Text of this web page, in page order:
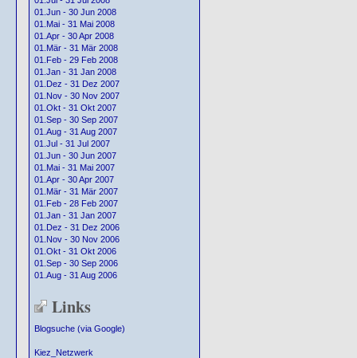
01.Jun - 30 Jun 2008
01.Mai - 31 Mai 2008
01.Apr - 30 Apr 2008
01.Mär - 31 Mär 2008
01.Feb - 29 Feb 2008
01.Jan - 31 Jan 2008
01.Dez - 31 Dez 2007
01.Nov - 30 Nov 2007
01.Okt - 31 Okt 2007
01.Sep - 30 Sep 2007
01.Aug - 31 Aug 2007
01.Jul - 31 Jul 2007
01.Jun - 30 Jun 2007
01.Mai - 31 Mai 2007
01.Apr - 30 Apr 2007
01.Mär - 31 Mär 2007
01.Feb - 28 Feb 2007
01.Jan - 31 Jan 2007
01.Dez - 31 Dez 2006
01.Nov - 30 Nov 2006
01.Okt - 31 Okt 2006
01.Sep - 30 Sep 2006
01.Aug - 31 Aug 2006
Links
Blogsuche (via Google)
Kiez_Netzwerk